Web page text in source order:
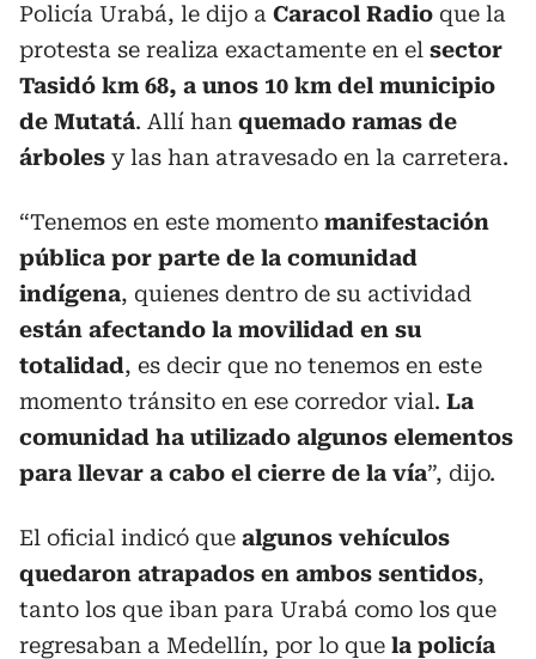
Policía Urabá, le dijo a Caracol Radio que la
protesta se realiza exactamente en el sector
Tasidó km 68, a unos 10 km del municipio
de Mutatá. Allí han quemado ramas de
árboles y las han atravesado en la carretera.
“Tenemos en este momento manifestación
pública por parte de la comunidad
indígena, quienes dentro de su actividad
están afectando la movilidad en su
totalidad, es decir que no tenemos en este
momento tránsito en ese corredor vial. La
comunidad ha utilizado algunos elementos
para llevar a cabo el cierre de la vía”, dijo.
El oficial indicó que algunos vehículos
quedaron atrapados en ambos sentidos,
tanto los que iban para Urabá como los que
regresaban a Medellín, por lo que la policía